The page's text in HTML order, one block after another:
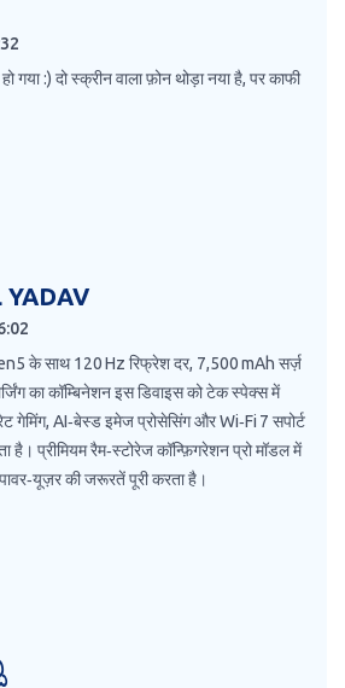
गया :) दो स्क्रीन वाला फ़ोन थोड़ा नया है, पर काफी
YADAV
के साथ 120 Hz रिफ्रेश दर, 7,500 mAh सर्ज़
का कॉम्बिनेशन इस डिवाइस को टेक स्पेक्स में
गेमिंग, AI‑बेस्ड इमेज प्रोसेसिंग और Wi‑Fi 7 सपोर्ट
है। प्रीमियम रैम‑स्टोरेज कॉन्फ़िगरेशन प्रो मॉडल में
की जरूरतें पूरी करता है।